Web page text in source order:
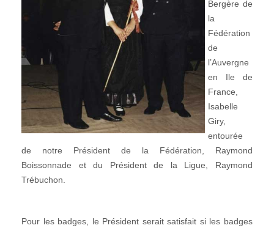
Bergère de
la
Fédération
de
l’Auvergne
en Ile de
France,
Isabelle
Giry,
entourée
de notre Président de la Fédération, Raymond
Boissonnade et du Président de la Ligue, Raymond
Trébuchon.
Pour les badges, le Président serait satisfait si les badges